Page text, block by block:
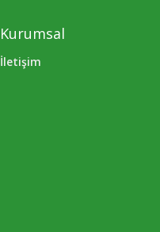
Kurumsal
İletişim